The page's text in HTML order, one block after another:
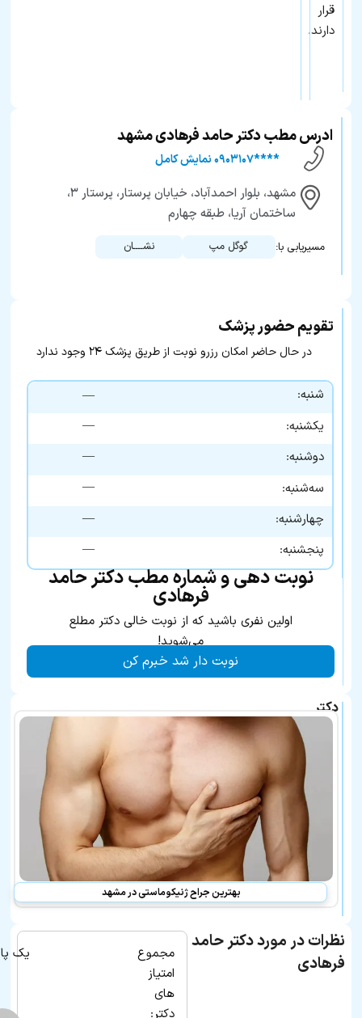
قرار
دارند.
ادرس مطب دکتر حامد فرهادی مشهد
****۰۹۰۳۱۰۷ نمایش کامل
مشهد، بلوار احمدآباد، خیابان پرستار، پرستار ۳،
ساختمان آریا، طبقه چهارم
مسیریابی با: گوگل مپ نشــــان
تقویم حضور پزشک
در حال حاضر امکان رزرو نوبت از طریق پزشک ۲۴ وجود ندارد
شنبه:
—
یکشنبه:
—
دوشنبه:
—
سه‌شنبه:
—
چهارشنبه:
—
پنجشنبه:
—
نوبت دهی و شماره مطب دکتر حامد
فرهادی
اولین نفری باشید که از نوبت خالی دکتر مطلع
می‌شوید!
نوبت دار شد خبرم کن
دکتر
حامد
فرهادی
لیست
بهترین
پزشکان
معرفی
هستند:
بهترین جراح ژنیکوماستی در مشهد
نظرات در مورد دکتر حامد
فرهادی
مجموع
امتیاز
های
دکتر:
یک